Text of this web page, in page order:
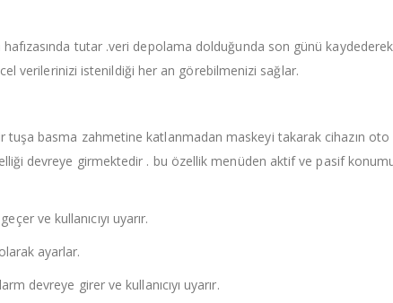
tutar .veri depolama dolduğunda son günü kaydederek
verilerinizi istenildiği her an görebilmenizi sağlar.
basma zahmetine katlanmadan maskeyi takarak cihazın oto
devreye girmektedir . bu özellik menüden aktif ve pasif
ve kullanıcıyı uyarır.
ayarlar.
devreye girer ve kullanıcıyı uyarır.